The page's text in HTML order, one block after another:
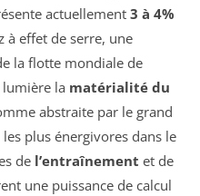
actuellement 3 à 4%
à effet de serre, une
la flotte mondiale de
la matérialité du
abstraite par le grand
plus énergivores dans le
de l’entraînement et de
une puissance de calcul